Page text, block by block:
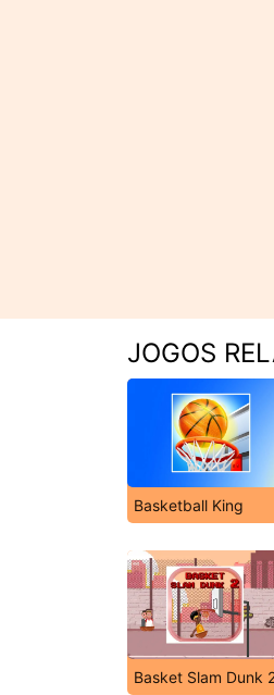
JOGOS
Basketball King
Basket Slam Dunk